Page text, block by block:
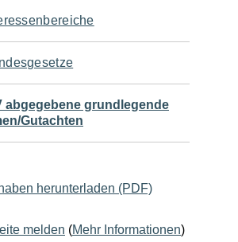
abgegebene grundlegende
Gutachten
herunterladen (PDF)
melden (Mehr Informationen)